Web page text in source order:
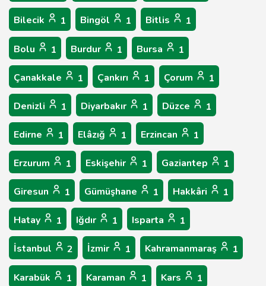
Bilecik 1 Bingöl 1 Bitlis 1
Bolu 1 Burdur 1 Bursa 1
Çanakkale 1 Çankırı 1 Çorum 1
Denizli 1 Diyarbakır 1 Düzce 1
Edirne 1 Elâzığ 1 Erzincan 1
Erzurum 1 Eskişehir 1 Gaziantep 1
Giresun 1 Gümüşhane 1 Hakkâri 1
Hatay 1 Iğdır 1 Isparta 1
İstanbul 2 İzmir 1 Kahramanmaraş 1
Karabük 1 Karaman 1 Kars 1